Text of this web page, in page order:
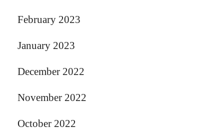
February 2023
January 2023
December 2022
November 2022
October 2022